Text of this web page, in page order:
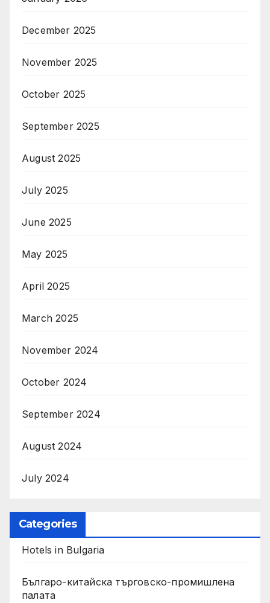
December 2025
November 2025
October 2025
September 2025
August 2025
July 2025
June 2025
May 2025
April 2025
March 2025
November 2024
October 2024
September 2024
August 2024
July 2024
Categories
Hotels in Bulgaria
Българо-китайска търговско-промишлена
палата